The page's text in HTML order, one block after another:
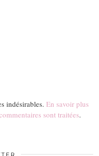
indésirables. En savoir plus
sont traitées.